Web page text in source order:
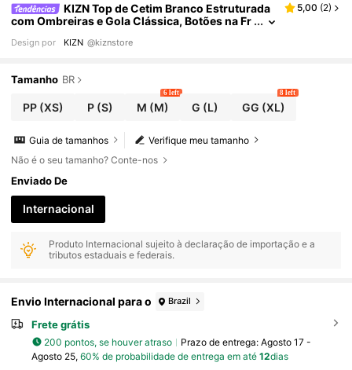
KIZN Top de Cetim Branco Estruturada
com Ombreiras e Gola Clássica, Botões na Fr
scritório
5,00 (2)
Design por KIZN @kiznstore
Tamanho BR
PP(XS) P(S) M (M)
6 left
G (L) GG (XL)
8 left
Verifique meu tamanho
Guia de tamanhos
Não é o seu tamanho? Conte-nos
Enviado De
Internacional
Produto Internacional sujeito à declaração de importação e a
tributos estaduais e federais.
Envio Internacional para o Brazil
Frete grátis
200 pontos, se houver atraso Prazo de entrega: Agosto 17 -
Agosto 25, 60% de probabilidade de entrega em até 12dias